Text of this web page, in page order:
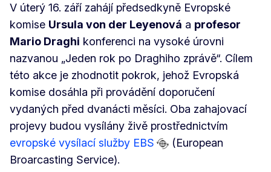
V úterý 16. září zahájí předsedkyně Evropské
komise Ursula von der Leyenová a profesor
Mario Draghi konferenci na vysoké úrovni
nazvanou „Jeden rok po Draghiho zprávě“. Cílem
této akce je zhodnotit pokrok, jehož Evropská
komise dosáhla při provádění doporučení
vydaných před dvanácti měsíci. Oba zahajovací
projevy budou vysílány živě prostřednictvím
evropské vysílací služby EBS
(European
Broarcasting Service).